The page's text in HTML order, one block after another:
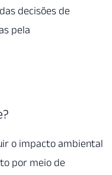
decisões de
pela
o impacto ambiental
por meio de